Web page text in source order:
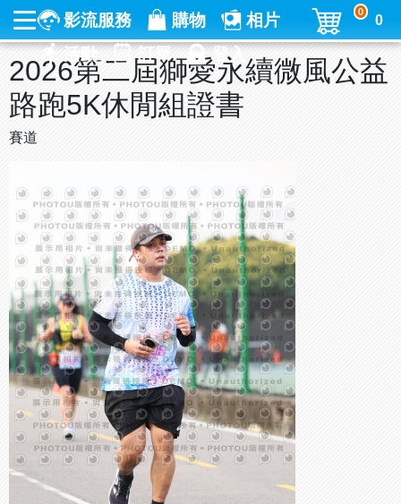
影流服務 購物
相片
活動
訂單 登入
0
0
2026第二屆獅愛永續微風公益
路跑5K休閒組證書
賽道